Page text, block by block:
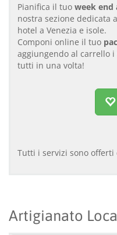
Pianifica il tuo week end
nostra sezione dedicata
hotel a Venezia e isole.
Componi online il tuo
aggiungendo al carrello
tutti in una volta!
Tutti i servizi sono
Artigianato